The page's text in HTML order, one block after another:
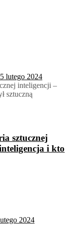
lutego 2024
sztucznej
i kto
2024